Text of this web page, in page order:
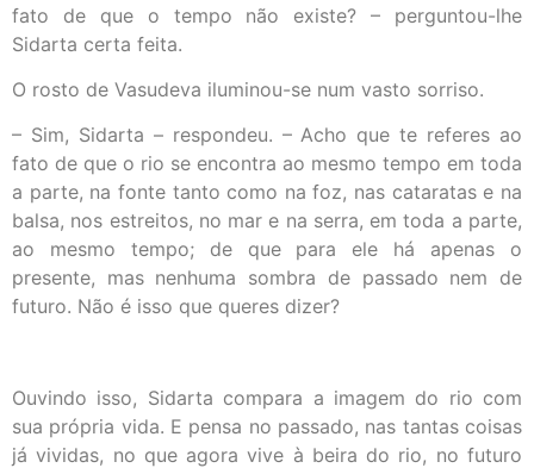
fato de que o tempo não existe? – perguntou-lhe
Sidarta certa feita.
O rosto de Vasudeva iluminou-se num vasto sorriso.
– Sim, Sidarta – respondeu. – Acho que te referes ao
fato de que o rio se encontra ao mesmo tempo em toda
a parte, na fonte tanto como na foz, nas cataratas e na
balsa, nos estreitos, no mar e na serra, em toda a parte,
ao mesmo tempo; de que para ele há apenas o
presente, mas nenhuma sombra de passado nem de
futuro. Não é isso que queres dizer?
Ouvindo isso, Sidarta compara a imagem do rio com
sua própria vida. E pensa no passado, nas tantas coisas
já vividas, no que agora vive à beira do rio, no futuro